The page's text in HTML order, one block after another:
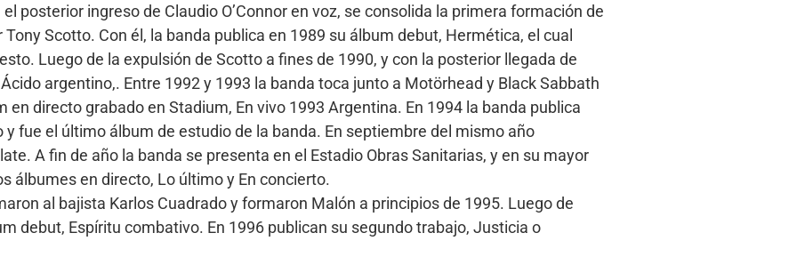
posterior ingreso de Claudio O’Connor en voz, se consolida la primera formación de
Scotto. Con él, la banda publica en 1989 su álbum debut, Hermética, el cual
Luego de la expulsión de Scotto a fines de 1990, y con la posterior llegada de
argentino,. Entre 1992 y 1993 la banda toca junto a Motörhead y Black Sabbath
directo grabado en Stadium, En vivo 1993 Argentina. En 1994 la banda publica
fue el último álbum de estudio de la banda. En septiembre del mismo año
A fin de año la banda se presenta en el Estadio Obras Sanitarias, y en su mayor
álbumes en directo, Lo último y En concierto.
al bajista Karlos Cuadrado y formaron Malón a principios de 1995. Luego de
debut, Espíritu combativo. En 1996 publican su segundo trabajo, Justicia o